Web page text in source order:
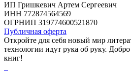
ИП Гришкевич Артем Сергеевич
ИНН 772874564569
ОГРНИП 319774600521870
Публичная оферта
Откройте для себя новый мир
технологии идут рука об руку.
книг!